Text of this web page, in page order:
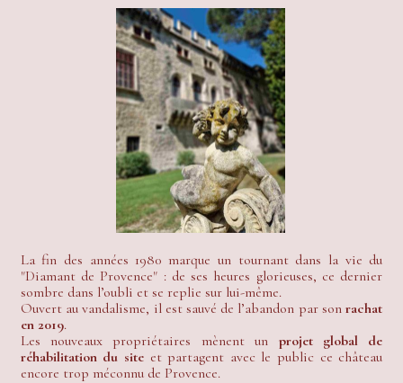
La fin des années 1980 marque un tournant dans la vie du
"Diamant de Provence" : de ses heures glorieuses, ce dernier
sombre dans l’oubli et se replie sur lui-même.
Ouvert au vandalisme, il est sauvé de l’abandon par sonrachat
en 2019.
Les nouveaux propriétaires mènent un projet global de
réhabilitation du site et partagent avec le public ce château
encore trop méconnu de Provence.